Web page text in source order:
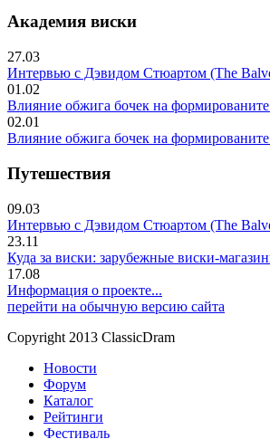
Академия виски
27.03
Интервью с Дэвидом Стюартом (The
01.02
Влияние обжига бочек на формированите
02.01
Влияние обжига бочек на формированите
Путешествия
09.03
Интервью с Дэвидом Стюартом (The
23.11
Куда за виски: зарубежные виски-
17.08
Информация о проекте...
перейти на обычную версию сайта
Copyright 2013 ClassicDram
Новости
Форум
Каталог
Рейтинги
Фестиваль